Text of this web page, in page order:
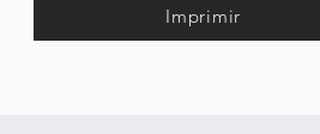
Imprimir